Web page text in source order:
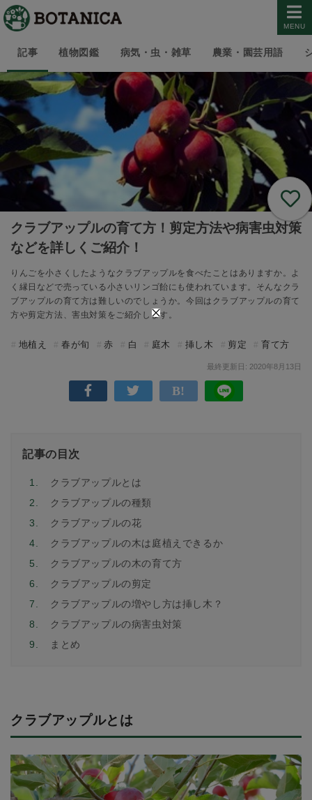
MENU
記事 植物図鑑 病気・虫・雑草 農業・園芸用語
クラブアップルの育て方！剪定方法や病害虫対策
などを詳しくご紹介！
りんごを小さくしたようなクラブアップルを食べたことはありますか。よ
く縁日などで売っている小さいリンゴ飴にも使われています。そんなクラ
ブアップルの育て方は難しいのでしょうか。今回はクラブアップルの育て
方や剪定方法、害虫対策をご紹介します。
地植え 春が旬 赤 白 庭木 挿し木 剪定 育て方
最終更新日: 2020年8月13日
記事の目次
1.
クラブアップルとは
2.
クラブアップルの種類
3.
クラブアップルの花
4.
クラブアップルの木は庭植えできるか
5.
クラブアップルの木の育て方
6.
クラブアップルの剪定
7.
クラブアップルの増やし方は挿し木？
8.
クラブアップルの病害虫対策
9.
まとめ
クラブアップルとは